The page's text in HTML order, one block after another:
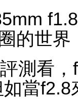
的世界
測看
當